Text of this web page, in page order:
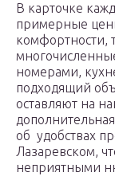
В карточке
примерные
комфортности,
номерами,
подходящий
оставляют на
об удобствах
Лазаревском,
неприятными